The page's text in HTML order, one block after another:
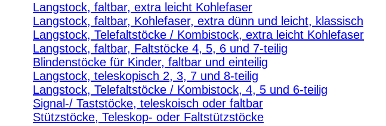
Langstock, faltbar, extra leicht Kohlefaser
Langstock, faltbar, Kohlefaser, extra dünn und leicht, klassisch
Langstock, Telefaltstöcke / Kombistock, extra leicht Kohlefaser
Langstock, faltbar, Faltstöcke 4, 5, 6 und 7-teilig
Blindenstöcke für Kinder, faltbar und einteilig
Langstock, teleskopisch 2, 3, 7 und 8-teilig
Langstock, Telefaltstöcke / Kombistock, 4, 5 und 6-teilig
Signal-/ Taststöcke, teleskoisch oder faltbar
Stützstöcke, Teleskop- oder Faltstützstöcke